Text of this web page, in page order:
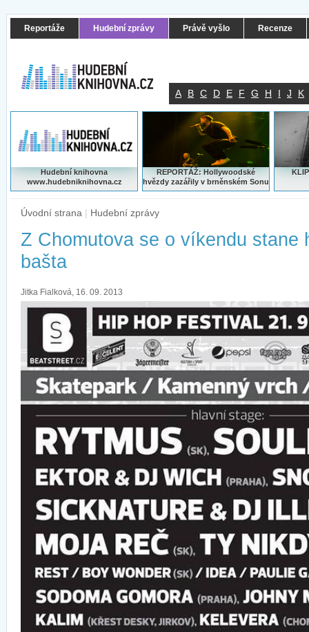
Reportáže Hudební zprávy Právě vyšlo Recenze
A B C D E F G H I J K
Hudební knihovna
www.hudebniknihovna.cz
REPORTÁŽ: Hollywoodské
hvězdy zazářily v brněnském Sonu
Úvodní strana | Hudební zprávy
Z Chomutova se o víkendu stane
bašta
Jitka Fialková, 16. 09. 2013